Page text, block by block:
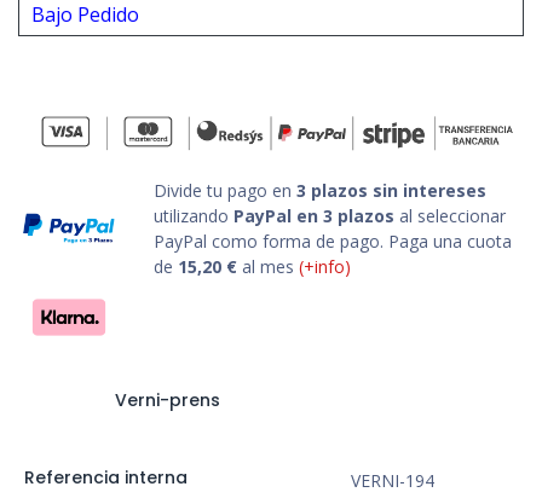
Bajo Pedido
Divide tu pago en 3 plazos sin intereses
utilizando PayPal en 3 plazos al seleccionar
PayPal como forma de pago. Paga una cuota
de 15,20 € al mes (+info)
Verni-prens
Referencia interna
VERNI-194